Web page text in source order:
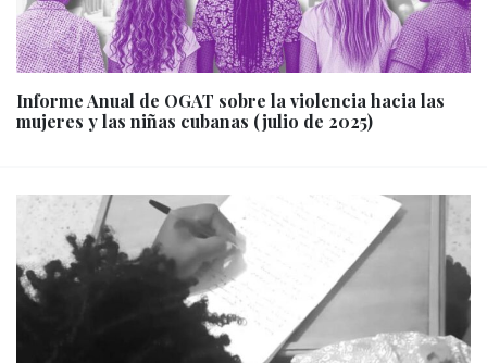
Informe Anual de OGAT sobre la violencia hacia las
mujeres y las niñas cubanas (julio de 2025)